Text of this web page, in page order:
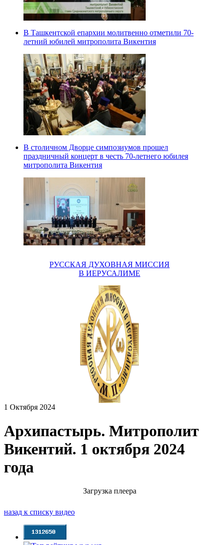
В Ташкентской епархии молитвенно отметили 70-
летний юбилей митрополита Викентия
В столичном Дворце симпозиумов прошел
праздничный концерт в честь 70-летнего юбилея
митрополита Викентия
РУССКАЯ ДУХОВНАЯ МИССИЯ
В ИЕРУСАЛИМЕ
1 Октября 2024
Архипастырь. Митрополит
Викентий. 1 октября 2024
года
Загрузка плеера
назад к списку видео